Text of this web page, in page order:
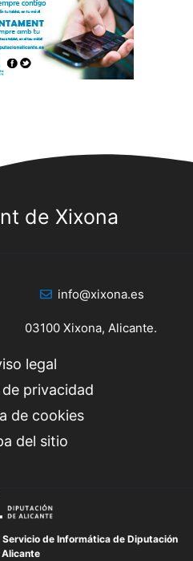
de Xixona
info@xixona.es
03100 Xixona, Alicante.
legal
privacidad
de cookies
del sitio
de Informática de Diputación
Alicante